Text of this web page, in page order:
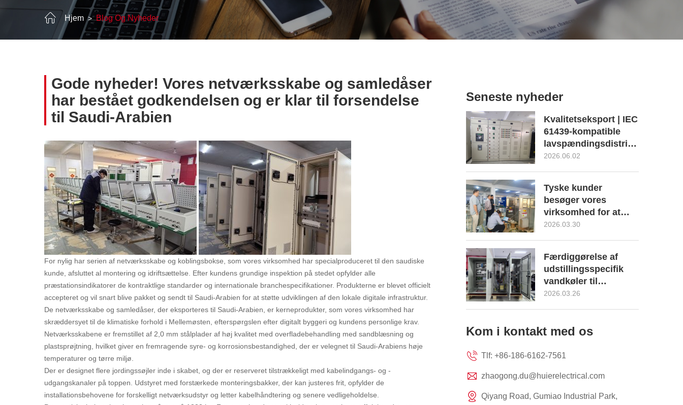
Hjem Blog Og Nyheder
Gode nyheder! Vores netværksskabe og samledåser
har bestået godkendelsen og er klar til forsendelse
til Saudi-Arabien
For nylig har serien af netværksskabe og koblingsbokse, som vores virksomhed har specialproduceret til den saudiske
kunde, afsluttet al montering og idriftsættelse. Efter kundens grundige inspektion på stedet opfylder alle
præstationsindikatorer de kontraktlige standarder og internationale branchespecifikationer. Produkterne er blevet officielt
accepteret og vil snart blive pakket og sendt til Saudi-Arabien for at støtte udviklingen af den lokale digitale infrastruktur.
De netværksskabe og samledåser, der eksporteres til Saudi-Arabien, er kerneprodukter, som vores virksomhed har
skræddersyet til de klimatiske forhold i Mellemøsten, efterspørgslen efter digitalt byggeri og kundens personlige krav.
Netværksskabene er fremstillet af 2,0 mm stålplader af høj kvalitet med overfladebehandling med sandblæsning og
plastsprøjtning, hvilket giver en fremragende syre- og korrosionsbestandighed, der er velegnet til Saudi-Arabiens høje
temperaturer og tørre miljø.
Der er designet flere jordingssøjler inde i skabet, og der er reserveret tilstrækkeligt med kabelindgangs- og -
udgangskanaler på toppen. Udstyret med forstærkede monteringsbakker, der kan justeres frit, opfylder de
installationsbehovene for forskelligt netværksudstyr og letter kabelhåndtering og senere vedligeholdelse.
Seneste nyheder
Kvalitetseksport | IEC
61439-kompatible
godkendes og styrker
og
bionaturgasprojekt
2026.06.02
Tyske kunder
besøger vores
virksomhed for at
uddybe samarbejdet
CSA22.2, AS3000, EU
EN IEC61439 og
6300A EN IEC61439
2026.03.30
Færdiggørelse af
udstillingsspecifik
vandkøler til
Australien AS61439
2026.03.26
Kom i kontakt med os
Tlf: +86-186-6162-7561
zhaogong.du@huierelectrical.com
Qiyang Road, Gumiao Industrial Park,